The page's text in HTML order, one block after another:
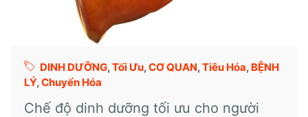
DINH DƯỠNG,Tối Ưu,CƠ QUAN,Tiêu Hóa, BỆNH
LÝ,Chuyển Hóa
Chế độ dinh dưỡng tối ưu cho người